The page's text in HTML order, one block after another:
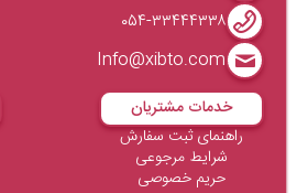
۰۵۴-۳۳۴۴۴۳۳۸
Info@xibto.com
خدمات مشتریان
راهنمای ثبت سفارش
شرایط مرجوعی
حریم خصوصی